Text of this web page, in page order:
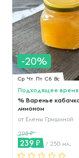
-20%
Ср Чт Пт Сб Вс
Подходящее время
% Варенье
лимоном
от Елены Гришиной
298
239 / 250 мл.